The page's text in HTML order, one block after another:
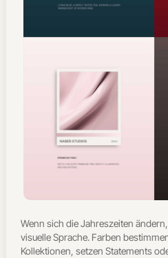
Wenn sich die Jahreszeiten
visuelle Sprache. Farben
Kollektionen, setzen Statements